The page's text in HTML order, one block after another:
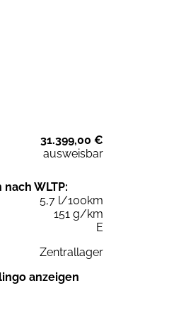
31.399,00 €
ausweisbar
WLTP:
5,7 l/100km
151 g/km
E
Zentrallager
anzeigen